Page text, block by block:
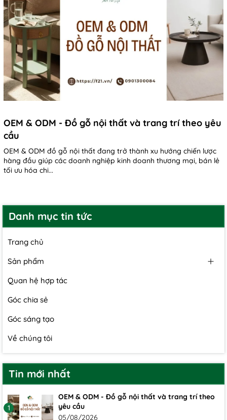
OEM & ODM - Đồ gỗ nội thất và trang trí theo yêu
cầu
OEM & ODM đồ gỗ nội thất đang trở thành xu hướng chiến lược
hàng đầu giúp các doanh nghiệp kinh doanh thương mại, bán lẻ
tối ưu hóa chi...
Danh mục tin tức
Trang chủ
Sản phẩm
Quan hệ hợp tác
Góc chia sẻ
Góc sáng tạo
Về chúng tôi
Tin mới nhất
1
OEM & ODM - Đồ gỗ nội thất và trang trí theo
yêu cầu
05/08/2026